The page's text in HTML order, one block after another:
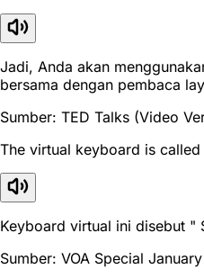
Jadi, Anda akan
bersama dengan pembaca
Sumber: TED Talks (Video
The virtual keyboard is
Keyboard virtual ini disebut "
Sumber: VOA Special